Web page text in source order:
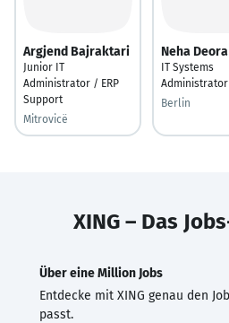
Argjend Bajraktari
Junior IT
Administrator / ERP
Support
Mitrovicë
Neha Deora
IT Systems
Administrator
Berlin
XING – Das
Über eine Million Jobs
Entdecke mit XING genau den
passt.